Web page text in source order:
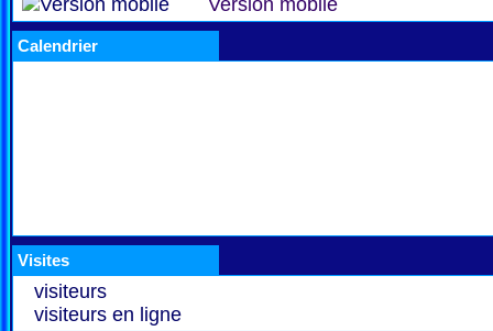
Version mobile
Calendrier
Visites
visiteurs
visiteurs en ligne